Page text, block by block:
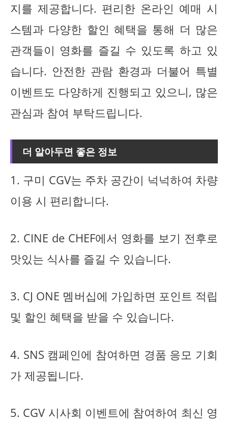
지를 제공합니다. 편리한 온라인 예매 시
스템과 다양한 할인 혜택을 통해 더 많은
관객들이 영화를 즐길 수 있도록 하고 있
습니다. 안전한 관람 환경과 더불어 특별
이벤트도 다양하게 진행되고 있으니, 많은
관심과 참여 부탁드립니다.
더 알아두면 좋은 정보
1. 구미 CGV는 주차 공간이 넉넉하여 차량
이용 시 편리합니다.
2. CINE de CHEF에서 영화를 보기 전후로
맛있는 식사를 즐길 수 있습니다.
3. CJ ONE 멤버십에 가입하면 포인트 적립
및 할인 혜택을 받을 수 있습니다.
4. SNS 캠페인에 참여하면 경품 응모 기회
가 제공됩니다.
5. CGV 시사회 이벤트에 참여하여 최신 영